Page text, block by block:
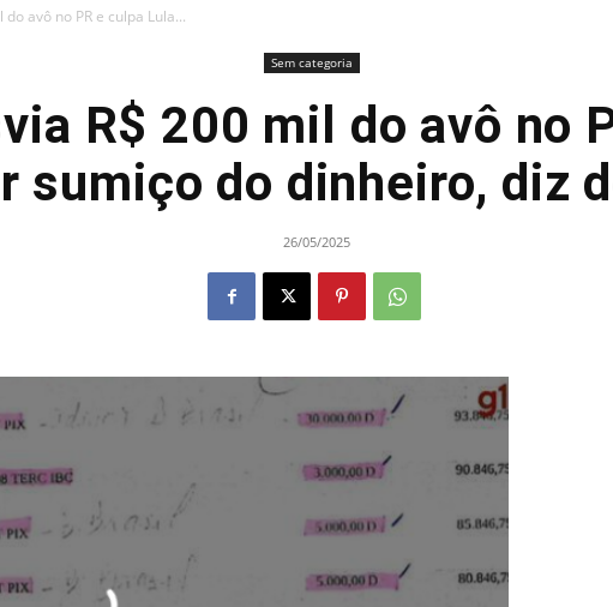
avô no PR e culpa Lula...
Sem categoria
R$ 200 mil do avô no
sumiço do dinheiro, diz
26/05/2025